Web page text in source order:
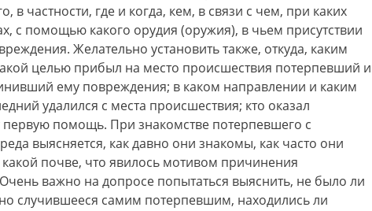
в частности, где и когда, кем, в связи с чем, при каких
с помощью какого орудия (оружия), в чьем присутствии
Желательно установить также, откуда, каким
целью прибыл на место происшествия потерпевший и
ему повреждения; в каком направлении и каким
удалился с места происшествия; кто оказал
помощь. При знакомстве потерпевшего с
выясняется, как давно они знакомы, как часто они
почве, что явилось мотивом причинения
важно на допросе попытаться выяснить, не было ли
случившееся самим потерпевшим, находились ли